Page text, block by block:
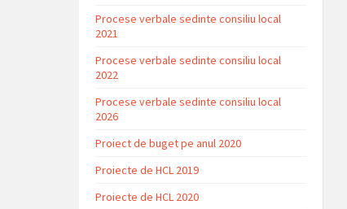
Procese verbale sedinte consiliu local
2021
Procese verbale sedinte consiliu local
2022
Procese verbale sedinte consiliu local
2026
Proiect de buget pe anul 2020
Proiecte de HCL 2019
Proiecte de HCL 2020